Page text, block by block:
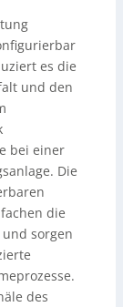
es die
und den
bei einer
Die
die
sorgen
des